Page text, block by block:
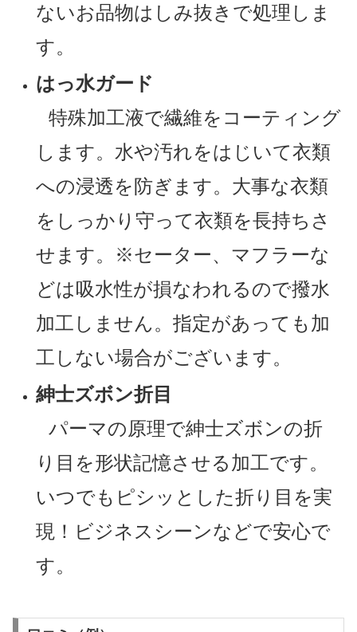
ないお品物はしみ抜きで処理しま
す。
はっ水ガード
特殊加工液で繊維をコーティング
します。水や汚れをはじいて衣類
への浸透を防ぎます。大事な衣類
をしっかり守って衣類を長持ちさ
せます。※セーター、マフラーな
どは吸水性が損なわれるので撥水
加工しません。指定があっても加
工しない場合がございます。
紳士ズボン折目
パーマの原理で紳士ズボンの折
り目を形状記憶させる加工です。
いつでもピシッとした折り目を実
現！ビジネスシーンなどで安心で
す。